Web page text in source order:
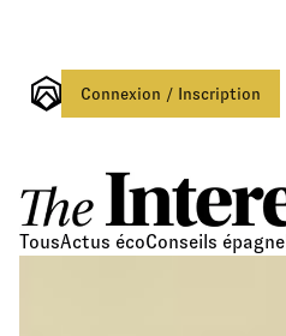
Connexion / Inscription
TousActus écoConseils épagne